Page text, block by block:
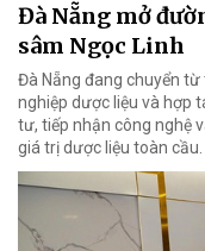
Đà Nẵng mở
sâm Ngọc Linh
Đà Nẵng đang chuyển
nghiệp dược liệu và hợp
tư, tiếp nhận công nghệ
giá trị dược liệu toàn cầu.